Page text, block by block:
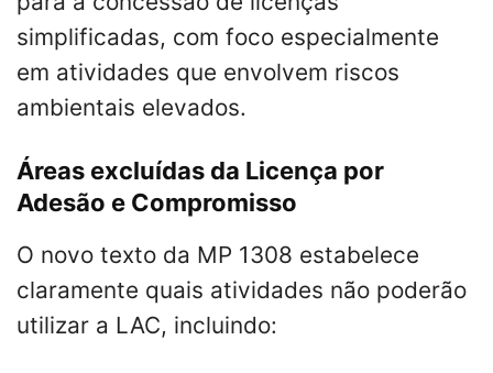
simplificadas, com foco especialmente
em atividades que envolvem riscos
ambientais elevados.
Áreas excluídas da Licença por
Adesão e Compromisso
O novo texto da MP 1308 estabelece
claramente quais atividades não poderão
utilizar a LAC, incluindo: